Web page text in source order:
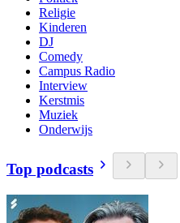
Religie
Kinderen
DJ
Comedy
Campus Radio
Interview
Kerstmis
Muziek
Onderwijs
Top podcasts